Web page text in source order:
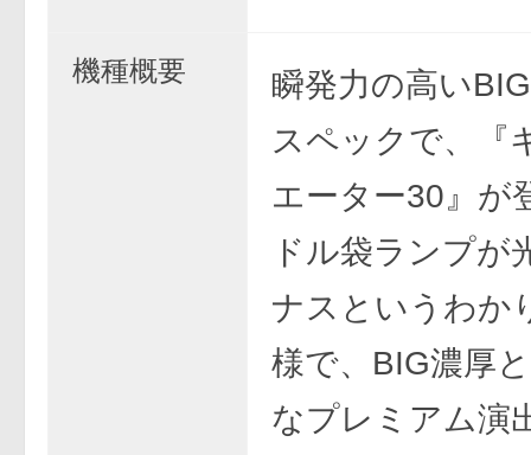
機種概要
瞬発力の高い
スペックで、『
エーター30』が
ドル袋ランプが
ナスというわか
様で、BIG濃厚
なプレミアム演